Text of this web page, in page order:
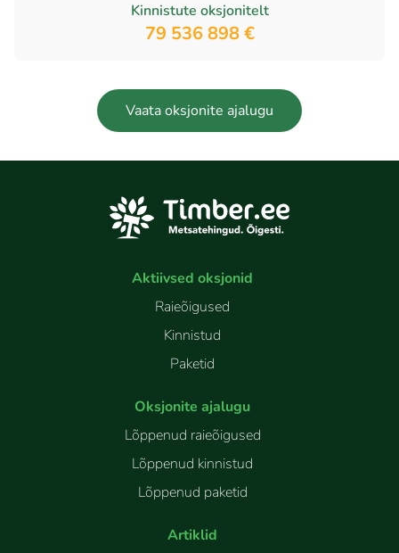
Kinnistute oksjonitelt
79 536 898 €
Vaata oksjonite ajalugu
Aktiivsed oksjonid
Raieõigused
Kinnistud
Paketid
Oksjonite ajalugu
Lõppenud raieõigused
Lõppenud kinnistud
Lõppenud paketid
Artiklid